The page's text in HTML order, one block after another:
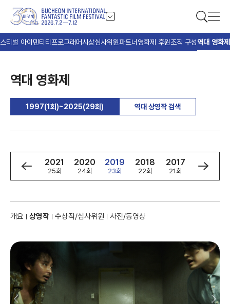
티벌 아이덴티티 프로그래머시상심사위원파트너 영화제 후원조직 구성역대 영화제
역대 영화제
1997(1회)~2025(29회) 역대 상영작 검색
2022
26회
2021
25회
2020
24회
2019
23회
2018
22회
2017
21회
2016
20회
개요 상영작 수상작/심사위원 사진/동영상